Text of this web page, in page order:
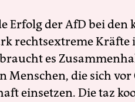
Erfolg der AfD bei
rechtsextreme
es
Menschen, die sich
einsetzen. Die taz